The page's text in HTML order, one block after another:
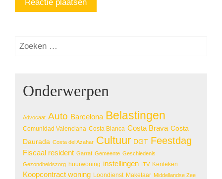
Onderwerpen
Advocaat Auto Barcelona Belastingen
Comunidad Valenciana Costa Blanca Costa Brava Costa
Daurada Costa del Azahar Cultuur DGT Feestdag
Fiscaal resident Garraf Gemeente Geschiedenis
Gezondheidszorg huurwoning instellingen ITV Kenteken
Koopcontract woning Loondienst Makelaar Middellandse Zee